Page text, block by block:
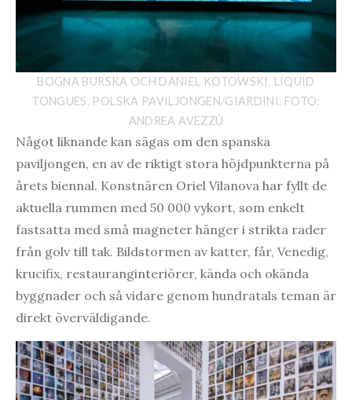
BOGNA BURSKA OCH DANIEL KOTOWSKI, LIQUID
TONGUES. POLSKA PAVILJONGEN/GIARDINI. FOTO:
ANDREA AVEZZÙ
Något liknande kan sägas om den spanska
paviljongen, en av de riktigt stora höjdpunkterna på
årets biennal. Konstnären Oriel Vilanova har fyllt de
aktuella rummen med 50 000 vykort, som enkelt
fastsatta med små magneter hänger i strikta rader
från golv till tak. Bildstormen av katter, får, Venedig,
krucifix, restauranginteriörer, kända och okända
byggnader och så vidare genom hundratals teman är
direkt överväldigande.